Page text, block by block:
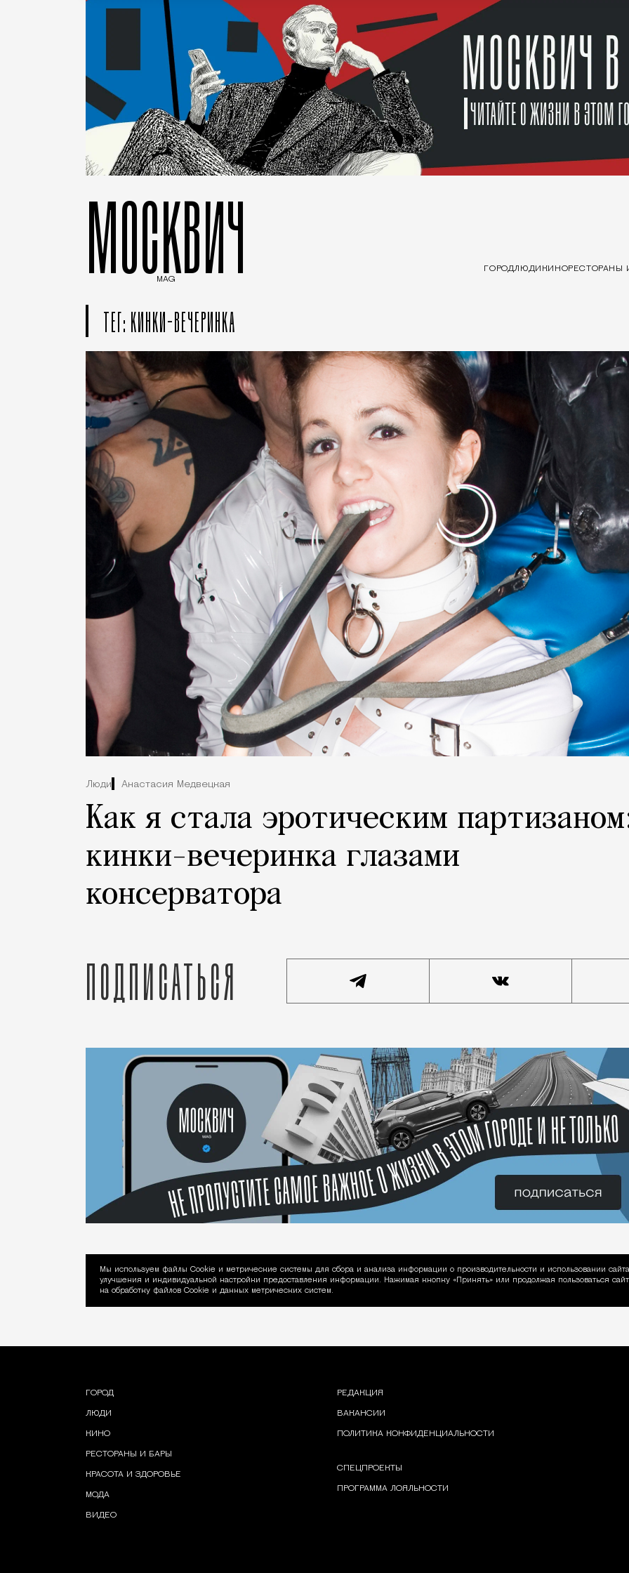
МОСКВИЧ
MAG
ГОРОДЛЮДИ КИНОРЕСТОРАНЫ
ТЕГ: КИНКИ-ВЕЧЕРИНКА
Люди Анастасия Медвецкая
Как я стала эротическим
кинки-вечеринка глазами
консерватора
Подписаться
Уведомление об использовании Cookie
Мы используем файлы Сookie и метрические системы для сбора и анализа информации о производительности и использовании
улучшения и индивидуальной настройки предоставления информации. Нажимая кнопку «Принять» или продолжая пользоваться
на обработку файлов Cookie и данных метрических систем.
ГОРОД
ЛЮДИ
КИНО
РЕСТОРАНЫ И БАРЫ
КРАСОТА И ЗДОРОВЬЕ
МОДА
ВИДЕО
РЕДАКЦИЯ
ВАКАНСИИ
ПОЛИТИКА КОНФИДЕНЦИАЛЬНОСТИ
СПЕЦПРОЕКТЫ
ПРОГРАММА ЛОЯЛЬНОСТИ